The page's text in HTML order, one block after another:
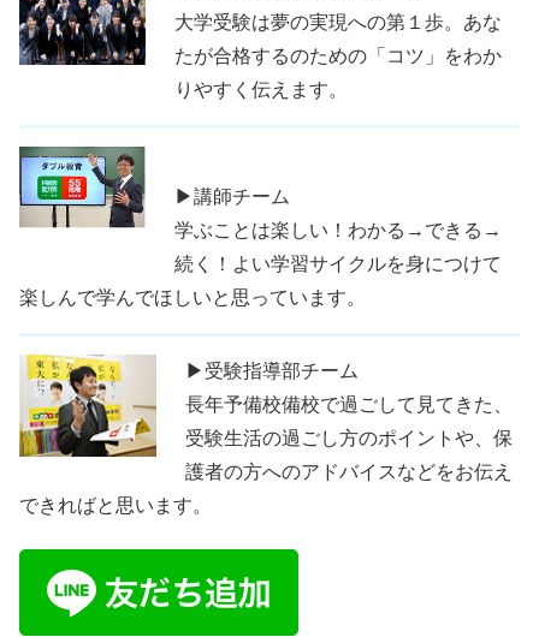
大学受験は夢の実現への第１歩。あな
たが合格するのための「コツ」をわか
りやすく伝えます。
▶講師チーム
学ぶことは楽しい！わかる→できる→
続く！よい学習サイクルを身につけて
楽しんで学んでほしいと思っています。
▶受験指導部チーム
長年予備校備校で過ごして見てきた、
受験生活の過ごし方のポイントや、保
護者の方へのアドバイスなどをお伝え
できればと思います。